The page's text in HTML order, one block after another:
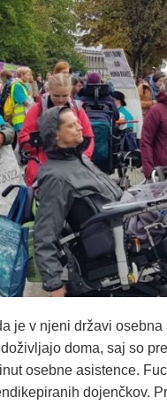
je v njeni državi
doma, saj so
osebne asistence.
dojenčkov.